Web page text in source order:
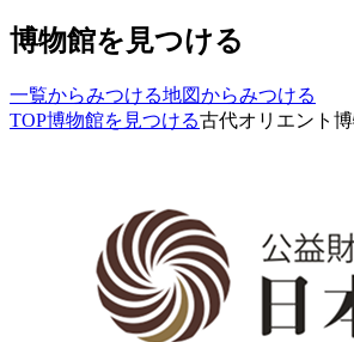
博物館を見つける
一覧からみつける地図からみつける
TOP博物館を見つける古代オリエント